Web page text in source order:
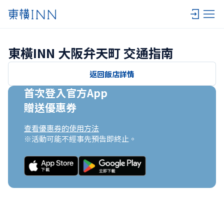
東橫INN 大阪弁天町 交通指南
返回飯店詳情
首次登入官方App
贈送優惠券
查看優惠券的使用方法
※活動可能不經事先預告即終止。